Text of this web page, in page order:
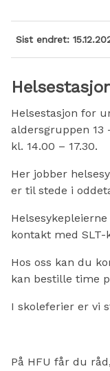
Sist endret
Helsestasjon for
aldersgruppen 13
kl. 14.00 – 17.30.
Her jobber
er til stede i
kontakt med
Hos oss kan du
kan bestille time
I skoleferier er vi
På HFU får du